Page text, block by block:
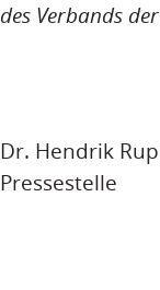
des Verbands
Dr. Hendrik
Pressestelle